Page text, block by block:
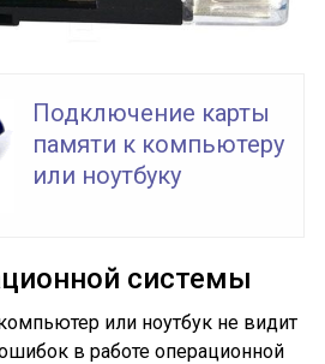
Подключение карты
памяти к компьютеру
или ноутбуку
системы
или ноутбук не видит
в работе операционной